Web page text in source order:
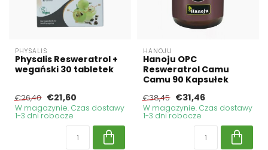
PHYSALIS
Physalis Resweratrol +
wegański 30 tabletek
€26,40 €21,60
W magazynie. Czas dostawy
1-3 dni robocze
HANOJU
Hanoju OPC
Resweratrol Camu
Camu 90 Kapsułek
€38,45 €31,46
W magazynie. Czas dostawy
1-3 dni robocze